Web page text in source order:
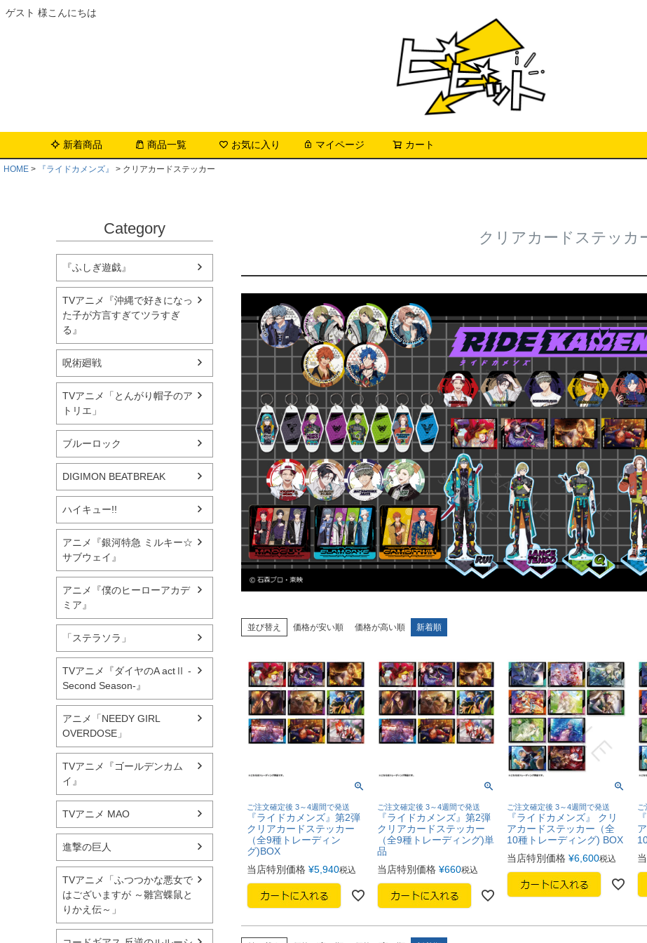
ゲスト 様こんにちは
新着商品 商品一覧 お気に入り マイページ カート
HOME 『ライドカメンズ』 クリアカードステッカー
Category
『ふしぎ遊戯』
TVアニメ『沖縄で好きになっ
た子が方言すぎてツラすぎ
る』
呪術廻戦
TVアニメ「とんがり帽子のア
トリエ」
ブルーロック
DIGIMON BEATBREAK
ハイキュー!!
アニメ『銀河特急 ミルキー☆
サブウェイ』
アニメ『僕のヒーローアカデ
ミア』
「ステラソラ」
TVアニメ『ダイヤのA actⅡ -
Second Season-』
アニメ「NEEDY GIRL
OVERDOSE」
TVアニメ『ゴールデンカム
イ』
TVアニメ MAO
進撃の巨人
TVアニメ「ふつつかな悪女で
はございますが ～雛宮蝶鼠と
りかえ伝～」
クリアカードステッカ
並び替え 価格が安い順 価格が高い順 新着順
ご注文確定後 3～4週間で発送
『ライドカメンズ』第2弾
クリアカードステッカー
（全9種トレーディン
グ)BOX
当店特別価格 ¥5,940税込
ご注文確定後 3～4週間で発送
『ライドカメンズ』第2弾
クリアカードステッカー
（全9種トレーディング)単
品
当店特別価格 ¥660税込
ご注文確定後 3～4週間で発送
『ライドカメンズ』 クリ
アカードステッカー（全
10種トレーディング) BOX
当店特別価格 ¥6,600税込